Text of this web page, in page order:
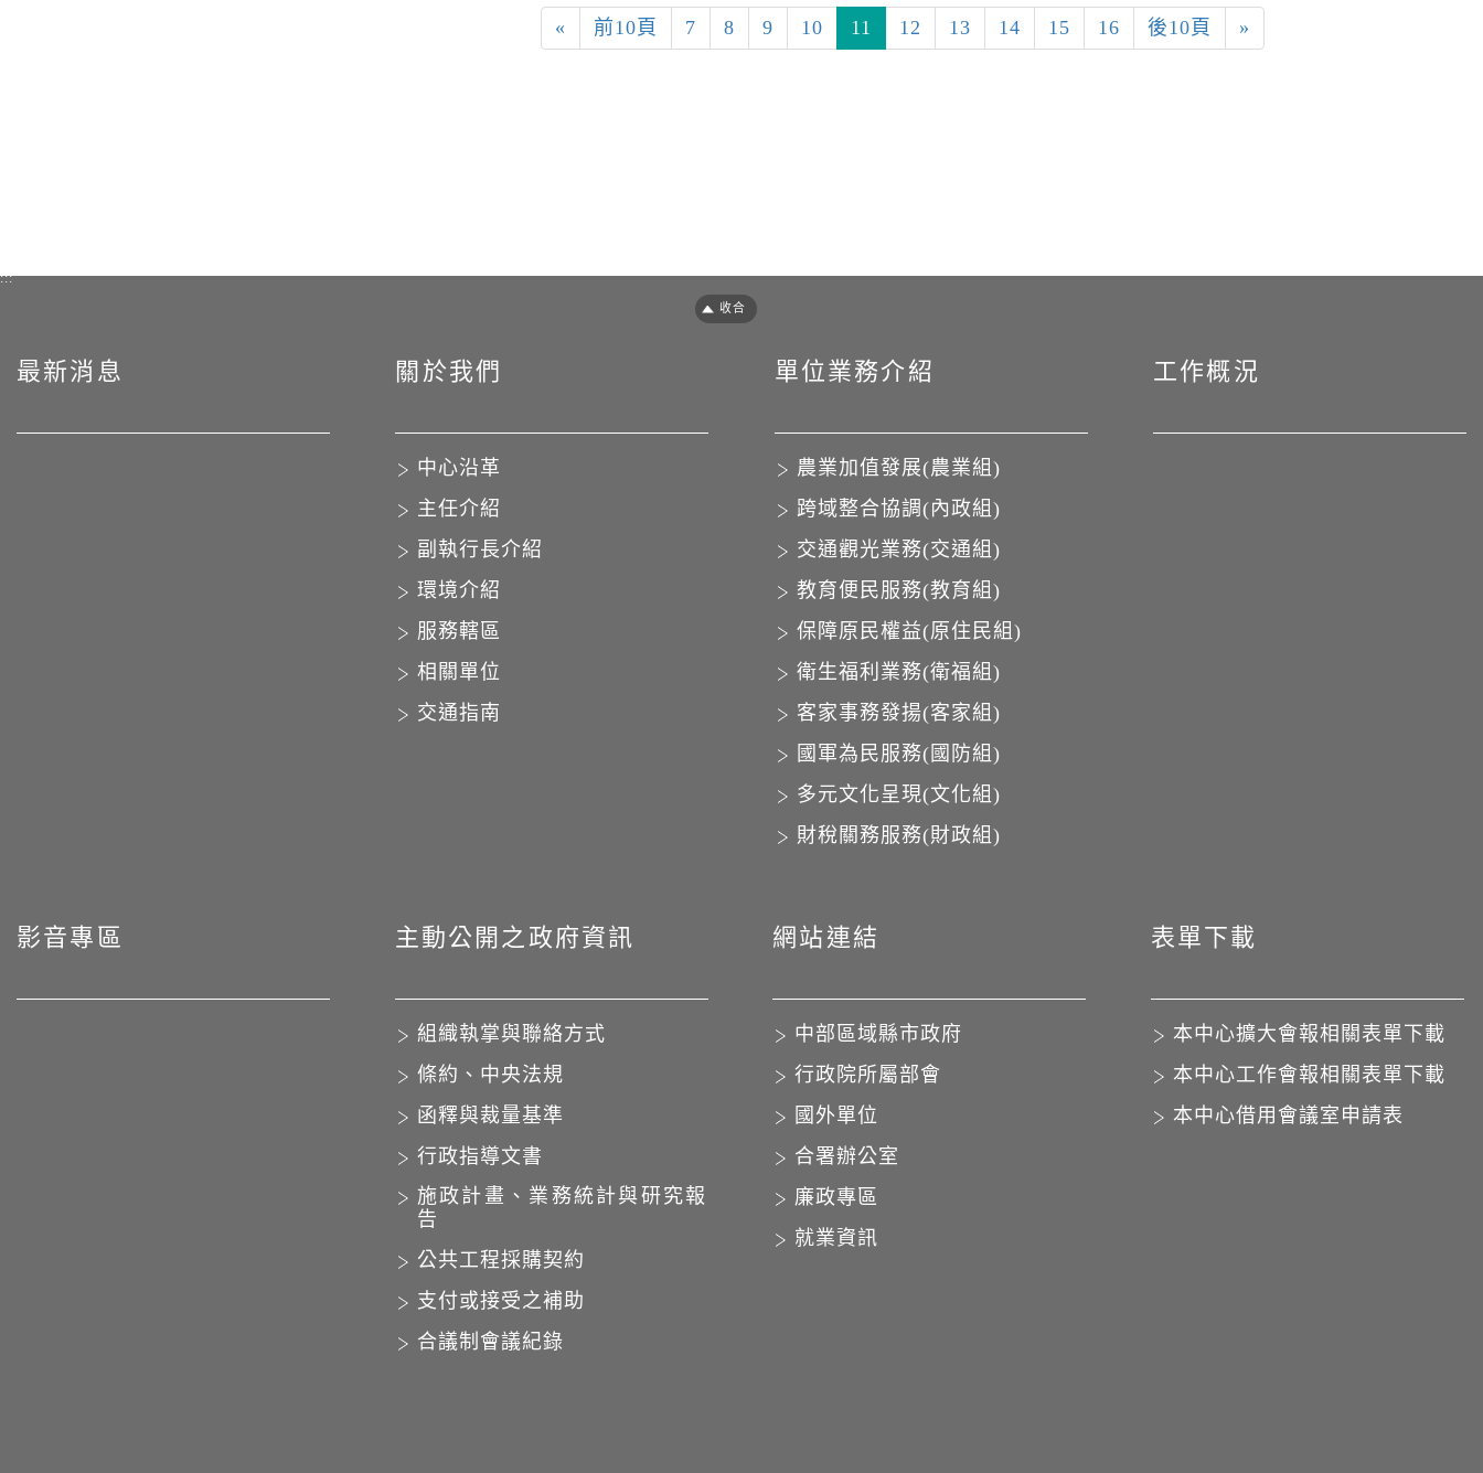
« 前10頁 7 8 9 10 11 12 13 14 15 16 後10頁 »
:::
最新消息 關於我們
中心沿革
主任介紹
副執行長介紹
環境介紹
服務轄區
相關單位
交通指南
單位業務介紹
農業加值發展(農業組)
跨域整合協調(內政組)
交通觀光業務(交通組)
教育便民服務(教育組)
保障原民權益(原住民組)
衛生福利業務(衛福組)
客家事務發揚(客家組)
國軍為民服務(國防組)
多元文化呈現(文化組)
財稅關務服務(財政組)
工作概況
影音專區 主動公開之政府資訊
組織執掌與聯絡方式
條約、中央法規
函釋與裁量基準
行政指導文書
施政計畫、業務統計與研究報
告
公共工程採購契約
支付或接受之補助
合議制會議紀錄
網站連結
中部區域縣市政府
行政院所屬部會
國外單位
合署辦公室
廉政專區
就業資訊
表單下載
本中心擴大會報相關表單下載
本中心工作會報相關表單下載
本中心借用會議室申請表